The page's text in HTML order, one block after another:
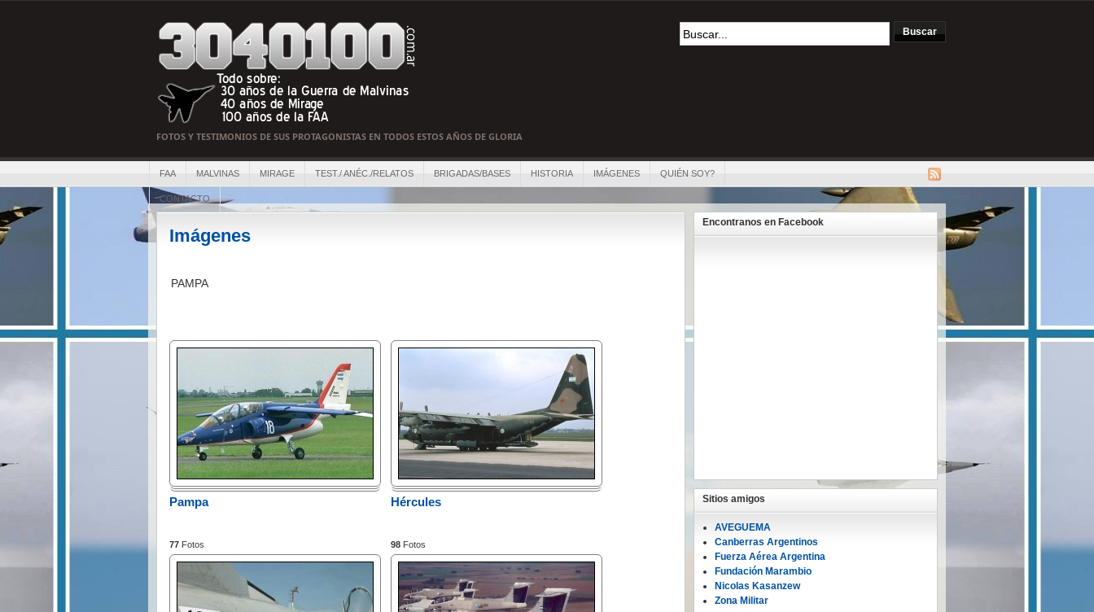
FOTOS Y TESTIMONIOS DE SUS PROTAGONISTAS EN TODOS ESTOS AÑOS DE GLORIA
FAA MALVINAS MIRAGE TEST./ ANÉC./RELATOS BRIGADAS/BASES HISTORIA IMÁGENES QUIÉN SOY?
CONTACTO
Imágenes
PAMPA
Pampa
77 Fotos
Hércules
98 Fotos
Encontranos en Facebook
Sitios amigos
AVEGUEMA
Canberras Argentinos
Fuerza Aérea Argentina
Fundación Marambio
Nicolas Kasanzew
Zona Militar